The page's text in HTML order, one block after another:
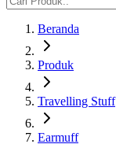
Beranda
Produk
Travelling Stuff
Earmuff